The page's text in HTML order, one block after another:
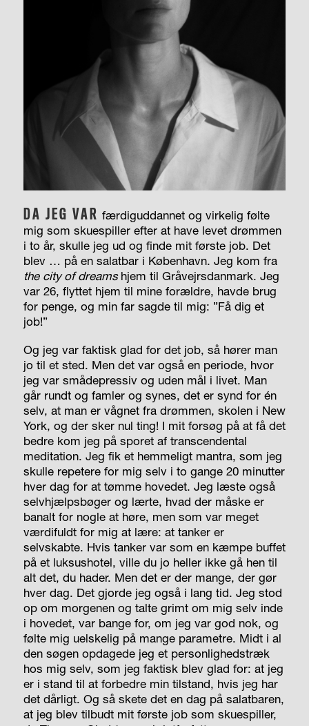
DA JEG VAR færdiguddannet og virkelig følte
mig som skuespiller efter at have levet drømmen
i to år, skulle jeg ud og finde mit første job. Det
blev … på en salatbar i København. Jeg kom fra
the city of dreamshjem til Gråvejrsdanmark. Jeg
var 26, flyttet hjem til mine forældre, havde brug
for penge, og min far sagde til mig: ”Få dig et
job!”
Og jeg var faktisk glad for det job, så hører man
jo til et sted. Men det var også en periode, hvor
jeg var smådepressiv og uden mål i livet. Man
går rundt og famler og synes, det er synd for én
selv, at man er vågnet fra drømmen, skolen i New
York, og der sker nul ting! I mit forsøg på at få det
bedre kom jeg på sporet af transcendental
meditation. Jeg fik et hemmeligt mantra, som jeg
skulle repetere for mig selv i to gange 20 minutter
hver dag for at tømme hovedet. Jeg læste også
selvhjælpsbøger og lærte, hvad der måske er
banalt for nogle at høre, men som var meget
værdifuldt for mig at lære: at tanker er
selvskabte. Hvis tanker var som en kæmpe buffet
på et luksushotel, ville du jo heller ikke gå hen til
alt det, du hader. Men det er der mange, der gør
hver dag. Det gjorde jeg også i lang tid. Jeg stod
op om morgenen og talte grimt om mig selv inde
i hovedet, var bange for, om jeg var god nok, og
følte mig uelskelig på mange parametre. Midt i al
den søgen opdagede jeg et personlighedstræk
hos mig selv, som jeg faktisk blev glad for: at jeg
er i stand til at forbedre min tilstand, hvis jeg har
det dårligt. Og så skete det en dag på salatbaren,
at jeg blev tilbudt mit første job som skuespiller,